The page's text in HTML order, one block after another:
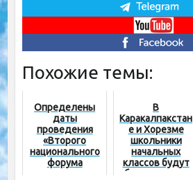
Похожие темы:
Определены
даты
проведения
«Второго
национального
форума
В
Каракалпакстан
е и Хорезме
школьники
начальных
классов будут
обеспечиваться